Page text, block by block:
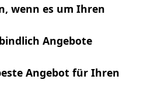
wenn es um Ihren
Angebote
Angebot für Ihren